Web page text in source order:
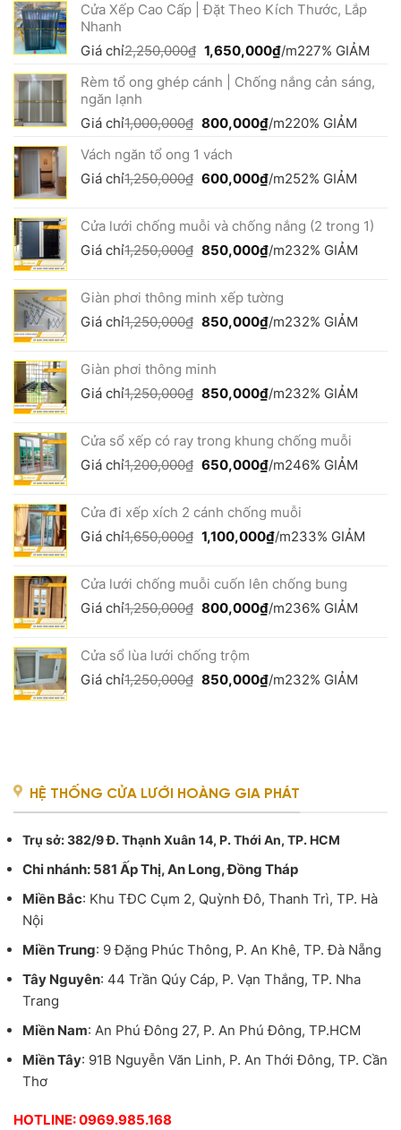
Cửa Xếp Cao Cấp | Đặt Theo Kích Thước, Lắp
Nhanh
Giá chỉ2,250,000₫ Giá
là:
1,650,000₫Giá
tại
1,650,000₫.
/m227% GIẢM
Rèm tổ ong ghép cánh | Chống nắng cản sáng,
ngăn lạnh
Giá chỉ1,000,000₫ Giá
là:
1,000,000₫.
800,000₫Giá
là:
800,000₫.
/m220% GIẢM
Vách ngăn tổ ong 1 vách
Giá chỉ1,250,000₫ Giá
1,250,000₫.
600,000₫Giá
là:
600,000₫.
/m252% GIẢM
Cửa lưới chống muỗi và chống nắng (2 trong 1)
Giá chỉ1,250,000₫ Giá
1,250,000₫.
850,000₫Giá
là:
850,000₫.
/m232% GIẢM
Giàn phơi thông minh xếp tường
Giá chỉ1,250,000₫ Giá
1,250,000₫.
850,000₫Giá
850,000₫.
/m232% GIẢM
Giàn phơi thông minh
Giá chỉ1,250,000₫ Giá
1,250,000₫.
850,000₫Giá
là:
850,000₫.
/m232% GIẢM
Cửa sổ xếp có ray trong khung chống muỗi
Giá chỉ1,200,000₫ Giá
1,200,000₫.
650,000₫Giá
là:
650,000₫.
/m246% GIẢM
Cửa đi xếp xích 2 cánh chống muỗi
Giá chỉ1,650,000₫ Giá
1,650,000₫.
1,100,000₫Giá
là:
1,100,000₫.
/m233% GIẢM
Cửa lưới chống muỗi cuốn lên chống bung
Giá chỉ1,250,000₫ Giá
1,250,000₫.
800,000₫Giá
800,000₫.
/m236% GIẢM
Cửa sổ lùa lưới chống trộm
Giá chỉ1,250,000₫ Giá
850,000₫Giá
/m232% GIẢM
HỆ THỐNG CỬA LƯỚI HOÀNG GIA PHÁT
Trụ sở: 382/9 Đ. Thạnh Xuân 14, P. Thới An, TP. HCM
Chi nhánh: 581 Ấp Thị, An Long, Đồng Tháp
Miền Bắc: Khu TĐC Cụm 2, Quỳnh Đô, Thanh Trì, TP. Hà
Nội
Miền Trung: 9 Đặng Phúc Thông, P. An Khê, TP. Đà Nẵng
Tây Nguyên: 44 Trần Qúy Cáp, P. Vạn Thắng, TP. Nha
Trang
Miền Nam: An Phú Đông 27, P. An Phú Đông, TP.HCM
Miền Tây: 91B Nguyễn Văn Linh, P. An Thới Đông, TP. Cần
Thơ
HOTLINE: 0969.985.168